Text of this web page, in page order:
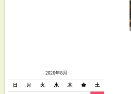
2026年8月
日 月 火 水 木 金 土